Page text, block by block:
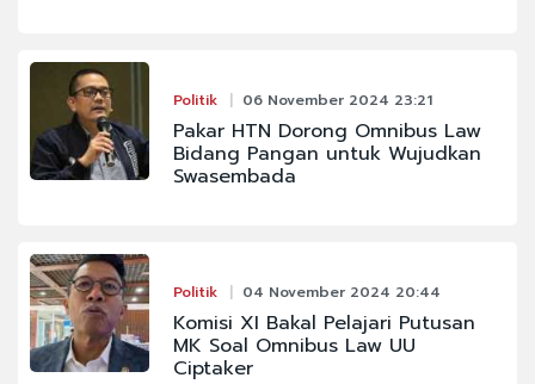
Politik 06 November 2024 23:21
Pakar HTN Dorong Omnibus Law
Bidang Pangan untuk Wujudkan
Swasembada
Politik 04 November 2024 20:44
Komisi XI Bakal Pelajari Putusan
MK Soal Omnibus Law UU
Ciptaker